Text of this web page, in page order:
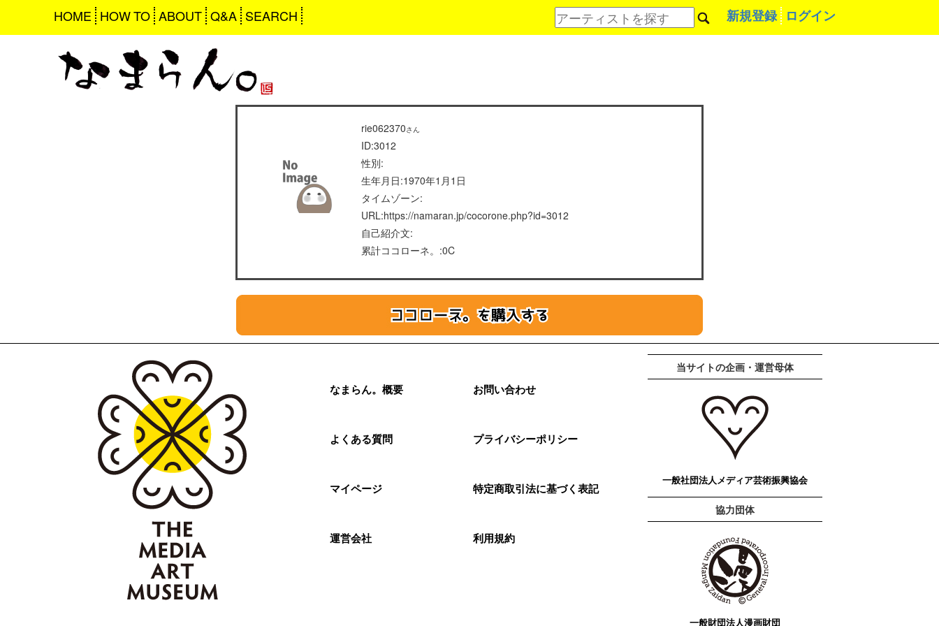
HOME HOW TO ABOUT Q&A SEARCH 新規登録 ログイン
rie062370さん
ID:3012
性別:
生年月日:1970年1月1日
タイムゾーン:
URL:https://namaran.jp/cocorone.php?id=3012
自己紹介文:
累計ココローネ。:0C
なまらん。概要
よくある質問
マイページ
運営会社
お問い合わせ
プライバシーポリシー
特定商取引法に基づく表記
利用規約
当サイトの企画・運営母体
一般社団法人メディア芸術振興協会
協力団体
一般財団法人漫画財団